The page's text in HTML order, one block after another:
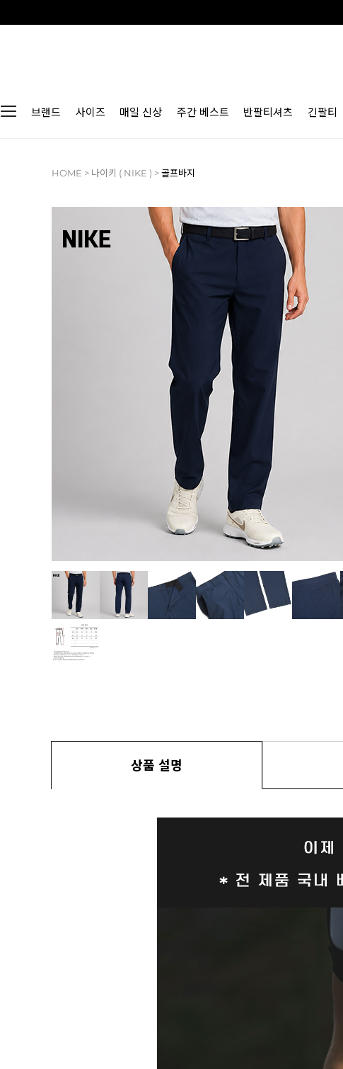
브랜드 사이즈 매일 신상 주간 베스트 반팔티셔츠 긴팔티
HOME > 나이키 ( NIKE ) >골프바지
상품 설명